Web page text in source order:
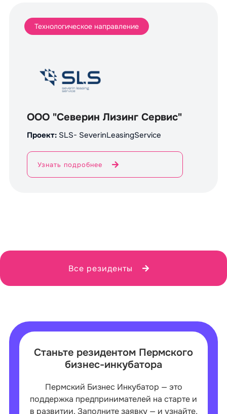
Технологическое направление
ООО "Северин Лизинг Сервис"
Проект: SLS- SeverinLeasingService
Узнать подробнее
Все резиденты
Станьте резидентом Пермского
бизнес-инкубатора
Пермский Бизнес Инкубатор — это
поддержка предпринимателей на старте и
в развитии. Заполните заявку — и узнайте,